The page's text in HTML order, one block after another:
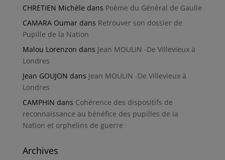
CHRETIEN Michèle dans Poème du Général de Gaulle
CAMARA Oumardans Retrouver son dossier de
Pupille de la Nation
Malou Lorenzon dans Jean MOULIN -De Villevieux à
Londres
Jean GOUJON dans Jean MOULIN -De Villevieux à
Londres
CAMPHIN dans Cohérence des dispositifs de
reconnaissance au bénéfice des pupilles de la
Nation et orphelins de guerre
Archives